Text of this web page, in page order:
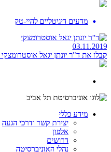
מדעים דיגיטליים להיי-טק
03.11.2019
קבלו את ד"ר יונתן יגאל אוסטרומצקי
מידע כללי
יצירת קשר ודרכי הגעה
אלפון
דרושים
נהלי האוניברסיטה